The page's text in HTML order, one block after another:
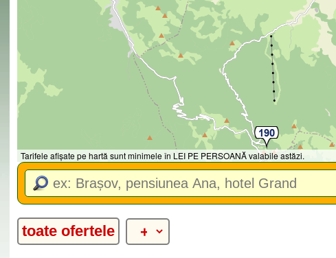
Tarifele afișate pe hartă sunt minimele în LEI PE PERSOANĂ valabile astăzi.
toate ofertele